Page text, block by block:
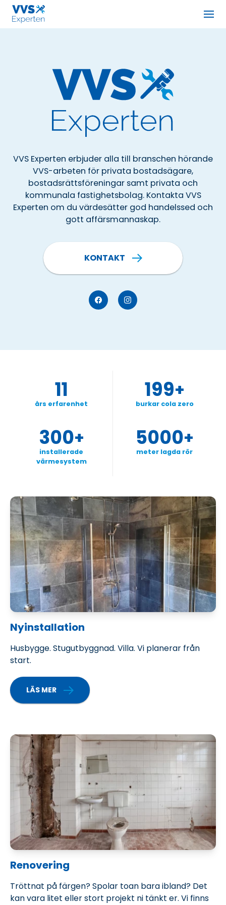
VVS Experten Åland Ab
VVS Experten Åland Ab
VVS Experten erbjuder alla till branschen hörande
VVS-arbeten för privata bostadsägare,
bostadsrättsföreningar samt privata och
kommunala fastighetsbolag. Kontakta VVS
Experten om du värdesätter god handelssed och
gott affärsmannaskap.
KONTAKT
VVS Experten Åland Ab
VVS Experten Åland Ab
11
års erfarenhet
199+
burkar cola zero
300+
installerade
värmesystem
5000+
meter lagda rör
Nyinstallation
Husbygge. Stugutbyggnad. Villa. Vi planerar från
start.
LÄS MER
MER OM VVS NYINSTALLATION
Renovering
Tröttnat på färgen? Spolar toan bara ibland? Det
kan vara litet eller stort projekt ni tänkt er. Vi finns